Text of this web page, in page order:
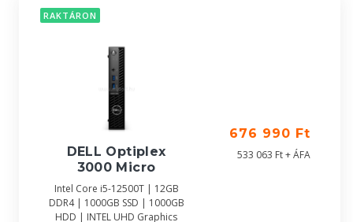
RAKTÁRON
DELL Optiplex
3000 Micro
Intel Core i5-12500T | 12GB
DDR4 | 1000GB SSD | 1000GB
HDD | INTEL UHD Graphics
676 990 Ft
533 063 Ft + ÁFA